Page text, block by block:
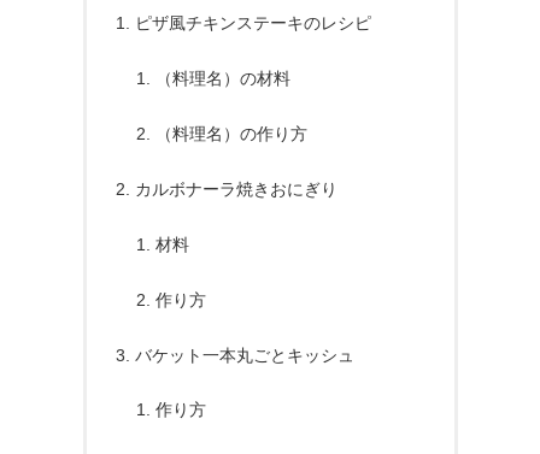
ピザ風チキンステーキのレシピ
（料理名）の材料
（料理名）の作り方
カルボナーラ焼きおにぎり
材料
作り方
バケット一本丸ごとキッシュ
作り方